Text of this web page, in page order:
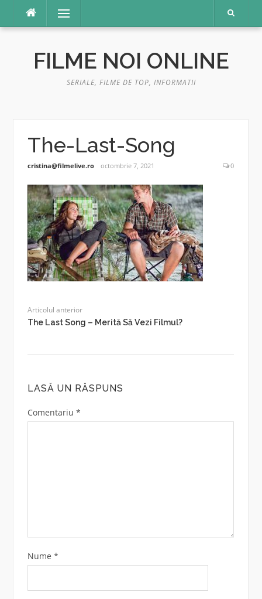
conținut
Meniu
FILME NOI ONLINE
SERIALE, FILME DE TOP, INFORMATII
The-Last-Song
cristina@filmelive.ro octombrie 7, 2021 0
Articolul anterior
The Last Song – Merită Să Vezi Filmul?
LASĂ UN RĂSPUNS
Comentariu *
Nume *